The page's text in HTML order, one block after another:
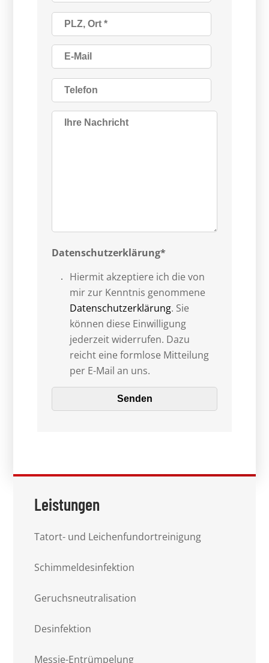
Leistungen
Tatort- und Leichenfundortreinigung
Schimmeldesinfektion
Geruchsneutralisation
Desinfektion
Messie-Entrümpelung
Datenschutzerklärung*
Hiermit akzeptiere ich die von
mir zur Kenntnis genommene
Datenschutzerklärung. Sie
können diese Einwilligung
jederzeit widerrufen. Dazu
reicht eine formlose Mitteilung
per E-Mail an uns.